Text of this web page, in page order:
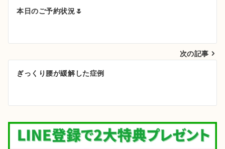
投
ビ
ゲ
シ
ョ
ン
本日のご予約状況🌷
次の記事
ぎっくり腰が緩解した症例